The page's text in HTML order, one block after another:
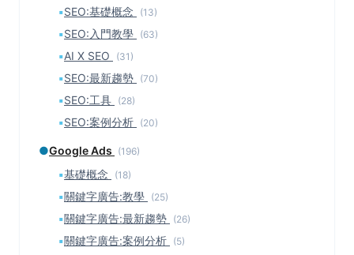
▪SEO:基礎概念 (13)
▪SEO:入門教學 (63)
▪AI X SEO (31)
▪SEO:最新趨勢 (70)
▪SEO:工具 (28)
▪SEO:案例分析 (20)
●Google Ads (196)
▪基礎概念 (18)
▪關鍵字廣告:教學 (25)
▪關鍵字廣告:最新趨勢 (26)
▪關鍵字廣告:案例分析 (5)